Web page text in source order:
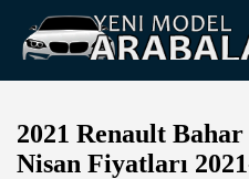
2021 Renault
Nisan Fiyatları